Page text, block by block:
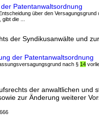
Patentanwaltsordnung
über den Versagungsgrund
die ...
der Syndikusanwälte und
der Patentanwaltsordnung
nach § 14
der anwaltlichen und
zur Änderung weiterer